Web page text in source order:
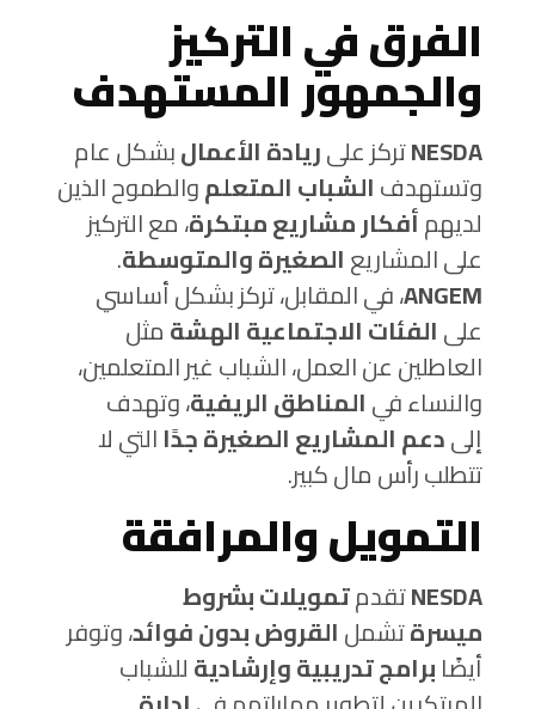
الفرق في التركيز
والجمهور المستهدف
NESDAتركز علىريادة الأعمالبشكل عام
وتستهدفالشباب المتعلموالطموح الذين
لديهمأفكار مشاريع مبتكرة، مع التركيز
على المشاريعالصغيرة والمتوسطة.
ANGEM، في المقابل، تركز بشكل أساسي
علىالفئات الاجتماعية الهشةمثل
العاطلين عن العمل، الشباب غير المتعلمين،
والنساء فيالمناطق الريفية، وتهدف
إلىدعم المشاريع الصغيرة جدًاالتي لا
تتطلب رأس مال كبير.
التمويل والمرافقة
NESDAتقدمتمويلات بشروط
ميسرةتشملالقروض بدون فوائد، وتوفر
أيضًابرامج تدريبية وإرشاديةللشباب